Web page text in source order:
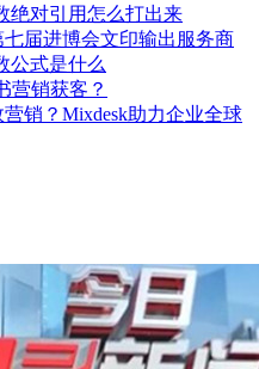
绝对引用怎么打出来
届进博会文印输出服务商
公式是什么
营销获客？
销？Mixdesk助力企业全球